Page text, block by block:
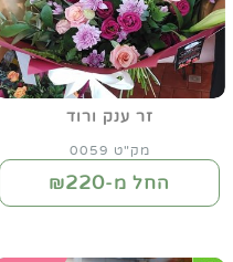
זר ענק ורוד
מק"ט 0059
החל מ-₪220